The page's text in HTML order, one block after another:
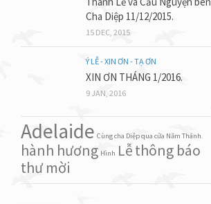
Cha Diệp 11/12/2015.
15 DEC, 2015
Ý LỄ - XIN ƠN - TẠ ƠN
XIN ƠN THÁNG 1/2016.
9 JAN, 2016
Adelaide Cùng cha Diệp qua cửa Năm Thánh.
hành hương Hình Lễthông báo
thư mời